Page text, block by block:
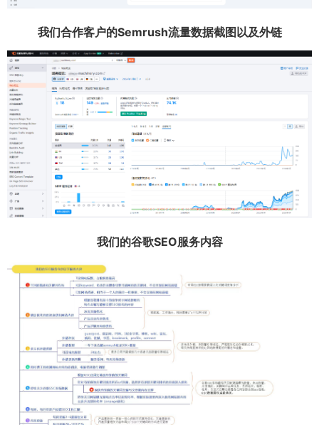
我们合作客户的Semrush流量数据截图以及外链
我们的谷歌SEO服务内容